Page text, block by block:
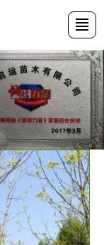
资质荣誉 基地展示 联系我们 LBS